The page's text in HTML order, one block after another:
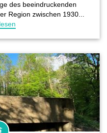
des beeindruckenden
Region zwischen 1930...